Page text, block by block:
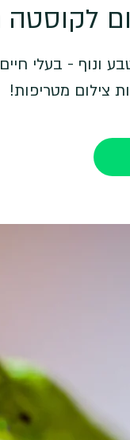
ונוף - בעלי
צילום מטריפות!